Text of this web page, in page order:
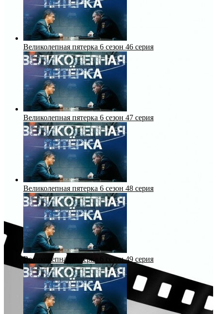
Великолепная пятерка 6 сезон 46 серия
Великолепная пятерка 6 сезон 47 серия
Великолепная пятерка 6 сезон 48 серия
Великолепная пятерка 6 сезон 49 серия